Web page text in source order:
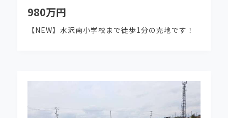
2026-05-29
★NEW売地★ 水沢龍ケ馬場 販売開始しまし
た！
2026-05-08
980万円
【NEW】水沢南小学校まで徒歩1分の売地です！